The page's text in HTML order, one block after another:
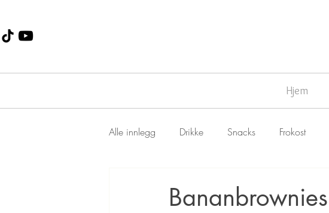
Alle innlegg Drikke Snacks Frokost
Bananbrownies
Hjem